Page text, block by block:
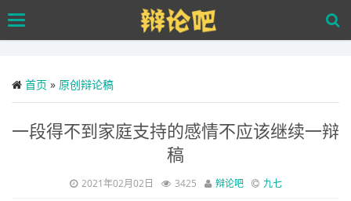
to
main
Toggle
首页 » 原创辩论稿
一段得不到家庭支持的感情不应该继续一辩
稿
2021年02月02日 3425 辩论吧 九七